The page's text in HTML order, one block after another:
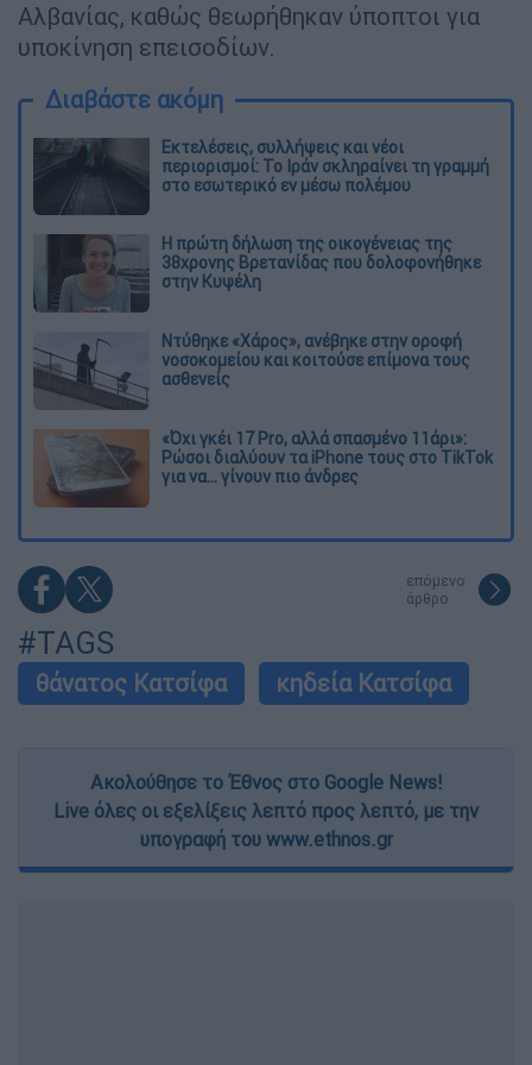
Αλβανίας, καθώς θεωρήθηκαν ύποπτοι για
υποκίνηση επεισοδίων.
Διαβάστε ακόμη
Εκτελέσεις, συλλήψεις και νέοι
περιορισμοί: Το Ιράν σκληραίνει τη γραμμή
στο εσωτερικό εν μέσω πολέμου
Η πρώτη δήλωση της οικογένειας της
38χρονης Βρετανίδας που δολοφονήθηκε
στην Κυψέλη
Ντύθηκε «Χάρος», ανέβηκε στην οροφή
νοσοκομείου και κοιτούσε επίμονα τους
ασθενείς
«Όχι γκέι 17 Pro, αλλά σπασμένο 11άρι»:
Ρώσοι διαλύουν τα iPhone τους στο TikTok
για να... γίνουν πιο άνδρες
επόμενο
άρθρο
#TAGS
θάνατος Κατσίφα κηδεία Κατσίφα
Ακολούθησε το Έθνος στο Google News!
Live όλες οι εξελίξεις λεπτό προς λεπτό, με την
υπογραφή του www.ethnos.gr